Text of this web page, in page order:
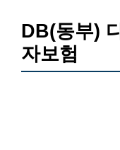
DB(동부)
자보험